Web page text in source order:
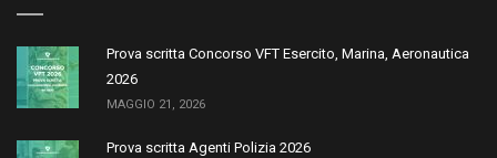
Prova scritta Concorso VFT Esercito, Marina, Aeronautica
2026
MAGGIO 21, 2026
Prova scritta Agenti Polizia 2026